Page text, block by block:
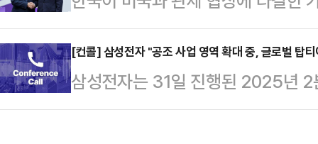
등의 조건으로 무…
파 출당 여부를 묻겠단 데 대해 "금
람이 무슨 말을 한다고 (언론이 집
다.김 후보는 "지금 '전한길 대회'를
다.정청래 더불어민주당 당대표 후
계 최강대국이자 한미동맹의 당사
힘든 외교협상이었으리라 생각한
와 비교해보건데 선방을 했고, 상대
[컨콜] 삼성전자 "공조 사업 영역 확대 중, 글로벌 탑
삼성전자는 31일 진행된 2025년 2
난방공조 시장은 약 1800억불 규